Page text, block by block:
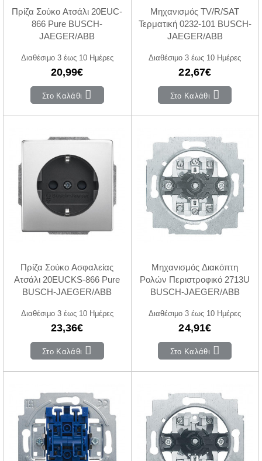
Πρίζα Σούκο Ατσάλι 20EUC-
866 Pure BUSCH-
JAEGER/ABB
Διαθέσιμο 3 έως 10 Ημέρες
20,99€
Στο Καλάθι
Μηχανισμός TV/R/SAT
Τερματική 0232-101 BUSCH-
JAEGER/ABB
Διαθέσιμο 3 έως 10 Ημέρες
22,67€
Στο Καλάθι
Πρίζα Σούκο Ασφαλείας
Ατσάλι 20EUCKS-866 Pure
BUSCH-JAEGER/ABB
Διαθέσιμο 3 έως 10 Ημέρες
23,36€
Στο Καλάθι
Μηχανισμός Διακόπτη
Ρολών Περιστροφικό 2713U
BUSCH-JAEGER/ABB
Διαθέσιμο 3 έως 10 Ημέρες
24,91€
Στο Καλάθι